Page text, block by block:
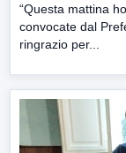
“Questa mattina
convocate dal
ringrazio per...